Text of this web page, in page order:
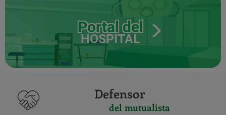
Portal del
HOSPITAL
Defensor
del mutualista